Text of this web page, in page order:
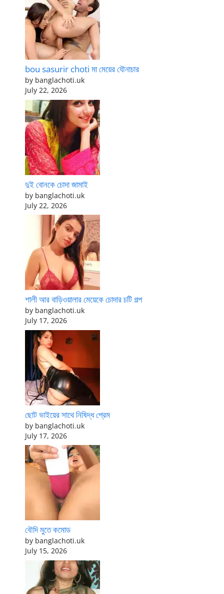
bou sasurir choti মা মেয়ের যৌনাচার
by banglachoti.uk
July 22, 2026
দুই বোনকে চোদা জামাই
by banglachoti.uk
July 22, 2026
শালী আর বাড়িওয়ালার মেয়েকে চোদার চটি গল্প
by banglachoti.uk
July 17, 2026
ছোট ভাইয়ের সাথে নিষিদ্ধ প্রেম
by banglachoti.uk
July 17, 2026
বৌদি মুতে কমোড
by banglachoti.uk
July 15, 2026